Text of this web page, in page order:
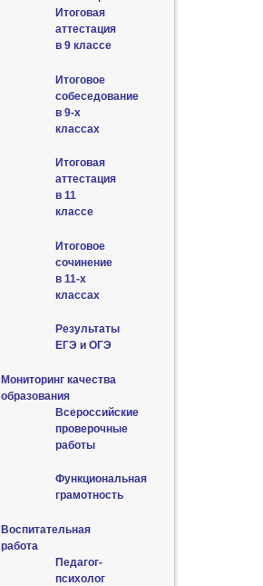
Итоговая
аттестация
в 9 классе
Итоговое
собеседование
в 9-х
классах
Итоговая
аттестация
в 11
классе
Итоговое
сочинение
в 11-х
классах
Результаты
ЕГЭ и ОГЭ
Мониторинг качества
образования
Всероссийские
проверочные
работы
Функциональная
грамотность
Воспитательная
работа
Педагог-
психолог